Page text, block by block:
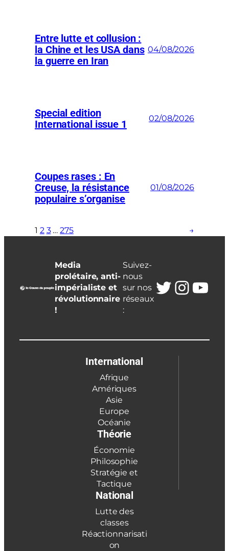
Entre lutte et collusion :
la Chine et les USA dans
la guerre en Iran
04/08/2026
Special edition
International issue 1
02/08/2026
Coupes rases : En
Creuse, la résistance
populaire s’organise
01/08/2026
1 2 3 … 275 →
Media
prolétaire, anti-
impérialiste et
révolutionnaire
!
Suivez-
nous
sur nos
réseaux
:
Twitter
International
Afrique
Amériques
Asie
Europe
Océanie
Théorie
Économie
Philosophie
Stratégie et
Tactique
National
Lutte des
classes
Réactionnarisati
on